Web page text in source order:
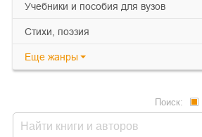
учебники и пособия для вузов
cтихи, поэзия
Еще жанры
Поиск: